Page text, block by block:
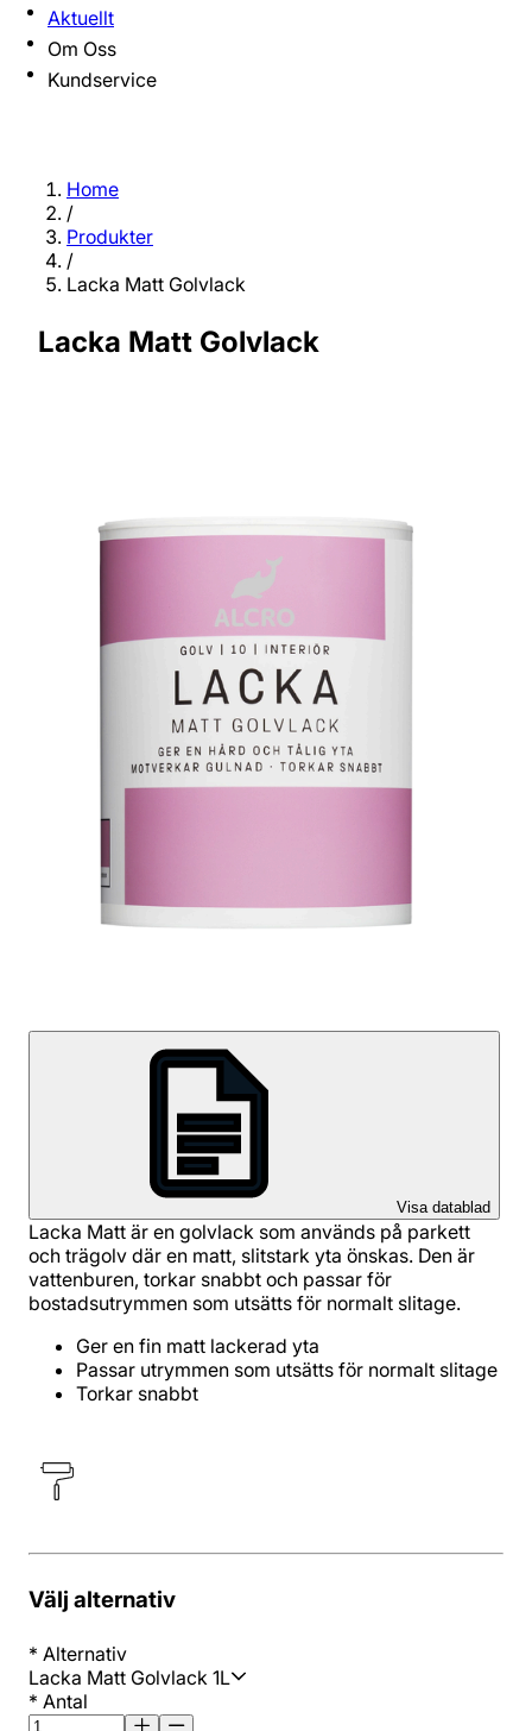
Aktuellt
Om Oss
Kundservice
Home
/
Produkter
/
Lacka Matt Golvlack
Lacka Matt Golvlack
Visa datablad
Lacka Matt är en golvlack som används på parkett
och trägolv där en matt, slitstark yta önskas. Den är
vattenburen, torkar snabbt och passar för
bostadsutrymmen som utsätts för normalt slitage.
Ger en fin matt lackerad yta
Passar utrymmen som utsätts för normalt slitage
Torkar snabbt
Välj alternativ
* Alternativ
Lacka Matt Golvlack 1L
* Antal